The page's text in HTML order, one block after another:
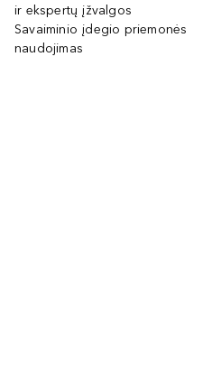
ir ekspertų įžvalgos
Savaiminio įdegio priemonės
naudojimas